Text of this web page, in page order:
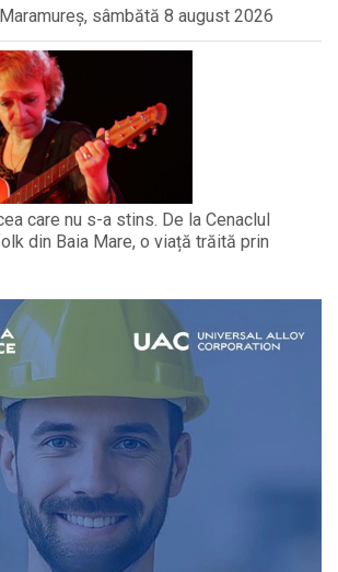
sâmbătă 8 august 2026
care nu s-a stins. De la Cenaclul
din Baia Mare, o viață trăită prin